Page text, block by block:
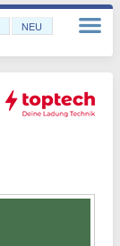
NEU